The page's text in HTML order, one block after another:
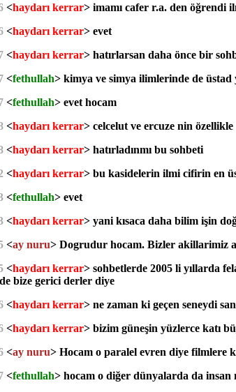
<haydarı kerrar> imamı cafer r.a. den öğrendi
<haydarı kerrar> evet
<haydarı kerrar> hatırlarsan daha önce bir
<fethullah> kimya ve simya ilimlerinde de üstad
<fethullah> evet hocam
<haydarı kerrar> celcelut ve ercuze nin
<haydarı kerrar> hatırladınmı bu sohbeti
<haydarı kerrar> bu kasidelerin ilmi cifirin en üst
<fethullah> evet
<haydarı kerrar> yani kısaca daha bilim işin
<ay nuru> Dogrudur hocam. Bizler akillarimiz
<haydarı kerrar> sohbetlerde 2005 li yıllarda
bize gerici derler diye
<haydarı kerrar> ne zaman ki geçen seneydi
<haydarı kerrar> bizim güneşin yüzlerce katı
<ay nuru> Hocam o paralel evren diye
<fethullah> hocam o diğer dünyalarda da insan